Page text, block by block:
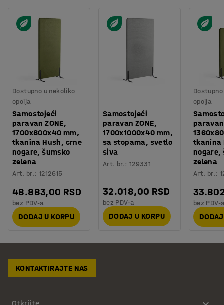
Dostupno u nekoliko
opcija
Samostojeći
paravan ZONE,
1700x800x40 mm,
tkanina Hush, crne
nogare, šumsko
zelena
Art. br.:1212615
48.883,00 RSD
bez PDV-a
DODAJ U KORPU
Samostojeći
paravan ZONE,
1700x1000x40 mm,
sa stopama, svetlo
siva
Art. br.: 129331
32.018,00 RSD
bez PDV-a
DODAJ U KORPU
opcija
paravan
tkanina
nogare,
zelena
Art. br.:
bez PDV-
KONTAKTIRAJTE NAS